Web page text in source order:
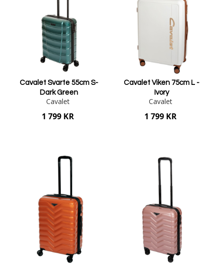
Cavalet Svarte 55cm S-
Dark Green
Cavalet
1 799 KR
Cavalet Viken 75cm L -
Ivory
Cavalet
1 799 KR